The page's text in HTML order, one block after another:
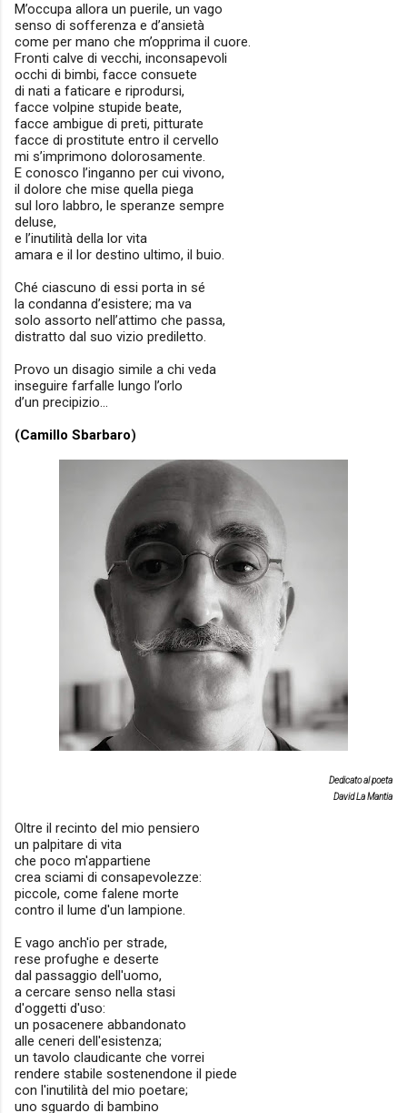
M’occupa allora un puerile, un vago
senso di sofferenza e d’ansietà
come per mano che m’opprima il cuore.
Fronti calve di vecchi, inconsapevoli
occhi di bimbi, facce consuete
di nati a faticare e riprodursi,
facce volpine stupide beate,
facce ambigue di preti, pitturate
facce di prostitute entro il cervello
mi s’imprimono dolorosamente.
E conosco l’inganno per cui vivono,
il dolore che mise quella piega
sul loro labbro, le speranze sempre
deluse,
e l’inutilità della lor vita
amara e il lor destino ultimo, il buio.
Ché ciascuno di essi porta in sé
la condanna d’esistere; ma va
solo assorto nell’attimo che passa,
distratto dal suo vizio prediletto.
Provo un disagio simile a chi veda
inseguire farfalle lungo l’orlo
d’un precipizio...
(Camillo Sbarbaro)
Dedicato al poeta
David La Mantia
Oltre il recinto del mio pensiero
un palpitare di vita
che poco m'appartiene
crea sciami di consapevolezze:
piccole, come falene morte
contro il lume d'un lampione.
E vago anch'io per strade,
rese profughe e deserte
dal passaggio dell'uomo,
a cercare senso nella stasi
d'oggetti d'uso:
un posacenere abbandonato
alle ceneri dell'esistenza;
un tavolo claudicante che vorrei
rendere stabile sostenendone il piede
con l'inutilità del mio poetare;
uno sguardo di bambino